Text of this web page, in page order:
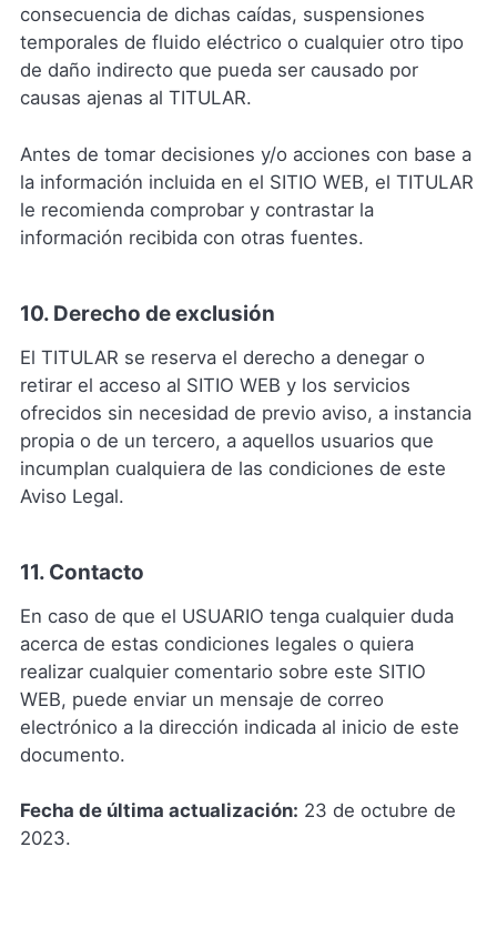
consecuencia de dichas caídas, suspensiones
temporales de fluido eléctrico o cualquier otro tipo
de daño indirecto que pueda ser causado por
causas ajenas al TITULAR.
Antes de tomar decisiones y/o acciones con base a
la información incluida en el SITIO WEB, el TITULAR
le recomienda comprobar y contrastar la
información recibida con otras fuentes.
10. Derecho de exclusión
El TITULAR se reserva el derecho a denegar o
retirar el acceso al SITIO WEB y los servicios
ofrecidos sin necesidad de previo aviso, a instancia
propia o de un tercero, a aquellos usuarios que
incumplan cualquiera de las condiciones de este
Aviso Legal.
11. Contacto
En caso de que el USUARIO tenga cualquier duda
acerca de estas condiciones legales o quiera
realizar cualquier comentario sobre este SITIO
WEB, puede enviar un mensaje de correo
electrónico a la dirección indicada al inicio de este
documento.
Fecha de última actualización: 23 de octubre de
2023.